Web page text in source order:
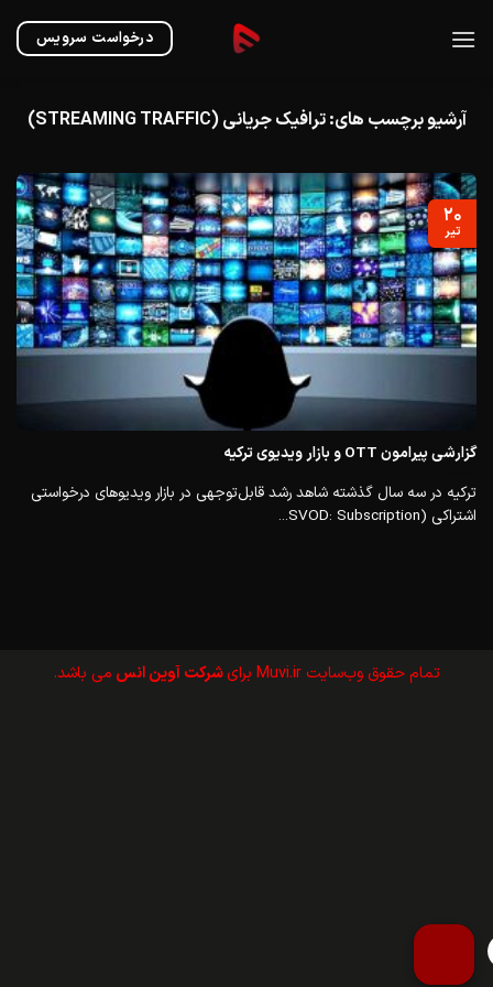
درخواست سرویس
آرشیو برچسب های:ترافیک جریانی (STREAMING TRAFFIC)
گزارشی پیرامون OTT و بازار ویدیوی ترکیه
ترکیه در سه سال گذشته شاهد رشد قابل‌توجهی در بازار ویدیوهای درخواستی
اشتراکی (SVOD: Subscription...
۲۰
تیر
تمام حقوق وب‌سايت Muvi.ir برای شرکت آوین انس می باشد.